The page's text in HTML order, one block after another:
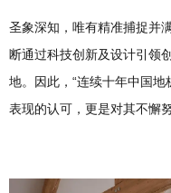
圣象深知，唯有精准捕捉并
断通过科技创新及设计引领
地。因此，“连续十年中国
表现的认可，更是对其不懈